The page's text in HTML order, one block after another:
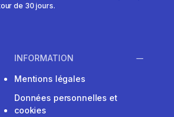
de 30 jours.
INFORMATION
Mentions légales
Données personnelles et
cookies